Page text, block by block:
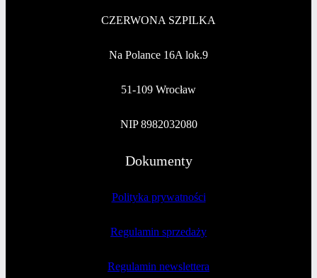
CZERWONA SZPILKA
Na Polance 16A lok.9
51-109 Wrocław
NIP 8982032080
Dokumenty
Polityka prywatności
Regulamin sprzedaży
Regulamin newslettera